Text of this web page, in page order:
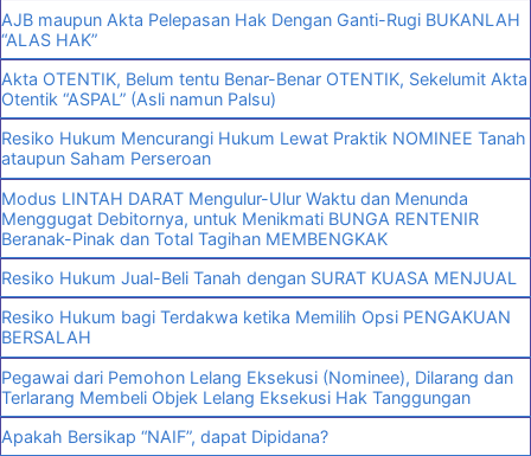
AJB maupun Akta Pelepasan Hak Dengan Ganti-Rugi BUKANLAH
“ALAS HAK”
Akta OTENTIK, Belum tentu Benar-Benar OTENTIK, Sekelumit Akta
Otentik “ASPAL” (Asli namun Palsu)
Resiko Hukum Mencurangi Hukum Lewat Praktik NOMINEE Tanah
ataupun Saham Perseroan
Modus LINTAH DARAT Mengulur-Ulur Waktu dan Menunda
Menggugat Debitornya, untuk Menikmati BUNGA RENTENIR
Beranak-Pinak dan Total Tagihan MEMBENGKAK
Resiko Hukum Jual-Beli Tanah dengan SURAT KUASA MENJUAL
Resiko Hukum bagi Terdakwa ketika Memilih Opsi PENGAKUAN
BERSALAH
Pegawai dari Pemohon Lelang Eksekusi (Nominee), Dilarang dan
Terlarang Membeli Objek Lelang Eksekusi Hak Tanggungan
Apakah Bersikap “NAIF”, dapat Dipidana?